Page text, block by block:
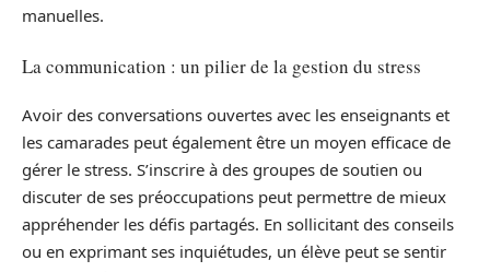
manuelles.
La communication : un pilier de la gestion du stress
Avoir des conversations ouvertes avec les enseignants et
les camarades peut également être un moyen efficace de
gérer le stress. S’inscrire à des groupes de soutien ou
discuter de ses préoccupations peut permettre de mieux
appréhender les défis partagés. En sollicitant des conseils
ou en exprimant ses inquiétudes, un élève peut se sentir